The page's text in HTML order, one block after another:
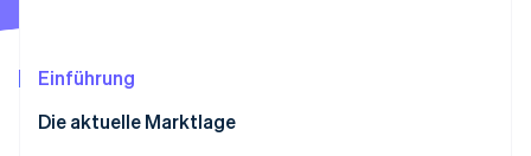
CO₂-Entnahme
Einführung
Die aktuelle Marktlage